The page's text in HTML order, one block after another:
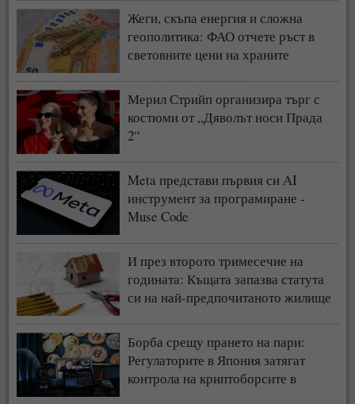
Жеги, скъпа енергия и сложна
геополитика: ФАО отчете ръст в
световните цени на храните
Мерил Стрийп организира търг с
костюми от „Дяволът носи Прада
2“
Meta представи първия си AI
инструмент за програмиране -
Muse Code
И през второто тримесечие на
годината: Къщата запазва статута
си на най-предпочитаното жилище
Борба срещу прането на пари:
Регулаторите в Япония затягат
контрола на криптоборсите в